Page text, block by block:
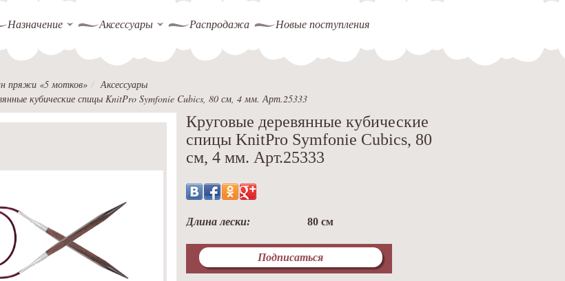
Назначение Аксессуары Распродажа Новые поступления
пряжи «5 мотков»
Аксессуары
кубические спицы KnitPro Symfonie Cubics, 80 см, 4 мм. Арт.25333
Круговые деревянные кубические
спицы KnitPro Symfonie Cubics, 80
см, 4 мм. Арт.25333
Длина лески: 80 см
Подписаться